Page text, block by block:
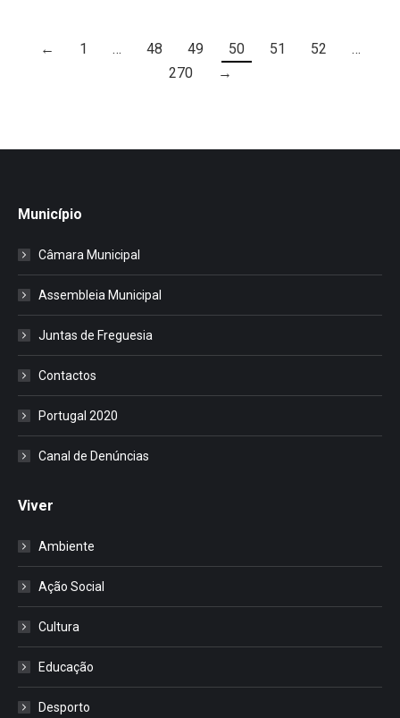
← 1 … 48 49 50 51 52
…
270
→
Município
Câmara Municipal
Assembleia Municipal
Juntas de Freguesia
Contactos
Portugal 2020
Canal de Denúncias
Viver
Ambiente
Ação Social
Cultura
Educação
Desporto